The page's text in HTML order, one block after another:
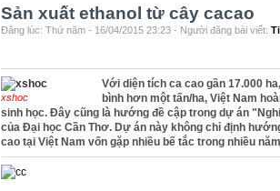
Sản xuất ethanol từ cây cacao
Đăng lúc: Thứ năm - 16/04/2015 23:23 - Người đăng bài viết:
xshoc
Với diện tích ca cao gần 17.000
bình hơn một tấn/ha, Việt Nam
sinh học. Đây cũng là hướng đề cập trong dự án
của Đại học Cần Thơ. Dự án này không chỉ định
cao tại Việt Nam vốn gặp nhiều bế tắc trong nhiều